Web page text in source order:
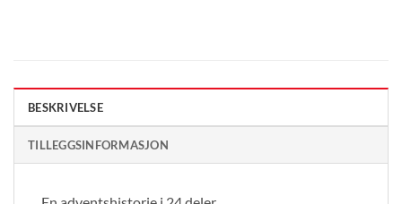
BESKRIVELSE
TILLEGGSINFORMASJON